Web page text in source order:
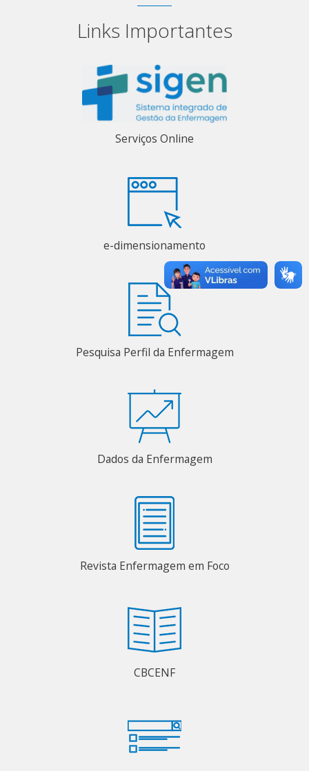
Links Importantes
Serviços Online
e-dimensionamento
Pesquisa Perfil da Enfermagem
Dados da Enfermagem
Revista Enfermagem em Foco
CBCENF